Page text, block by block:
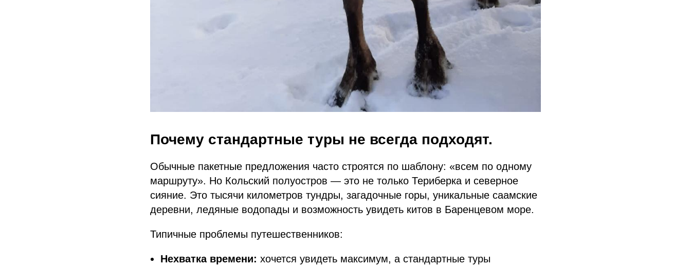
Почему стандартные туры не всегда подходят.
Обычные пакетные предложения часто строятся по шаблону: «всем по одному
маршруту». Но Кольский полуостров — это не только Териберка и северное
сияние. Это тысячи километров тундры, загадочные горы, уникальные саамские
деревни, ледяные водопады и возможность увидеть китов в Баренцевом море.
Типичные проблемы путешественников:
Нехватка времени: хочется увидеть максимум, а стандартные туры